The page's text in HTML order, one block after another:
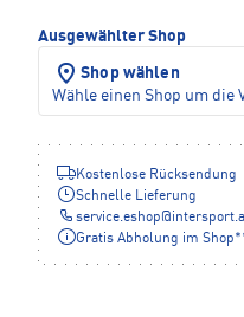
Ausgewählter Shop
Shop wählen
Wähle einen Shop um die
Kostenlose Rücksendung
Schnelle Lieferung
service.eshop@
Gratis Abholung im